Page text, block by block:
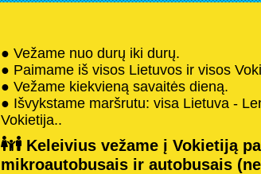
● Vežame nuo durų iki durų.
● Paimame iš visos Lietuvos ir visos
● Vežame kiekvieną savaitės dieną.
● Išvykstame maršrutu: visa Lietuva -
Vokietija..
Keleivius vežame į Vokietiją
mikroautobusais ir autobusais